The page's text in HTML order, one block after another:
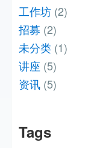
工作坊 (2)
招募 (2)
未分类 (1)
讲座 (5)
资讯 (5)
Tags